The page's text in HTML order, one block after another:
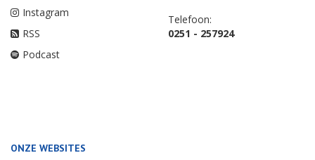
Instagram
RSS
Podcast
Telefoon:
0251 - 257924
ONZE WEBSITES